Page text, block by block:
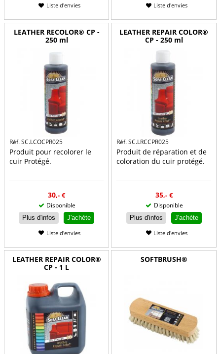
Liste d'envies Liste d'envies
LEATHER RECOLOR® CP -
250 ml
Réf. SC.LCOCPR025
Produit pour recolorer le
cuir Protégé.
30,- €
Disponible
Plus d'infos J'achète
Liste d'envies
LEATHER REPAIR COLOR®
CP - 250 ml
Réf. SC.LRCCPR025
Produit de réparation et de
coloration du cuir protégé.
35,- €
Disponible
Plus d'infos J'achète
Liste d'envies
LEATHER REPAIR COLOR®
CP - 1 L
SOFTBRUSH®